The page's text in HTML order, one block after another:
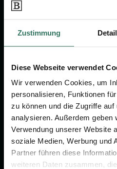
Zustimmung
Diese Webseite verwendet
Wir verwenden Cookies, um
personalisieren, Funktionen
zu können und die Zugriffe
analysieren. Außerdem geben
Verwendung unserer Website
soziale Medien, Werbung und
Partner führen diese
weiteren Daten zusammen,
Wir sind Ihr
um das Thema
Vorsorge.
Jetzt beraten
FÜR SIE
Vergleich
Ratgeber
Verzeichnis